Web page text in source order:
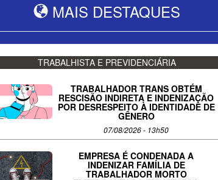
MAIS DESTAQUES
TRABALHISTA E PREVIDENCIÁRIA
TRABALHADOR TRANS OBTÉM
RESCISÃO INDIRETA E INDENIZAÇÃO
POR DESRESPEITO À IDENTIDADE DE
GÊNERO
07/08/2026 - 13h50
EMPRESA É CONDENADA A
INDENIZAR FAMÍLIA DE
TRABALHADOR MORTO